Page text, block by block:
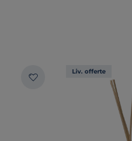
Liv. offerte